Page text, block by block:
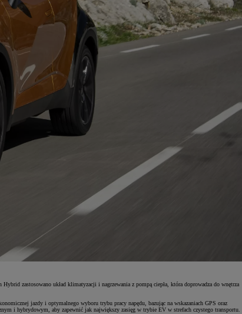
zastosowano układ klimatyzacji i nagrzewania z pompą ciepła, która doprowadza do wnętrza
jazdy i optymalnego wyboru trybu pracy napędu, bazując na wskazaniach GPS oraz
i hybrydowym, aby zapewnić jak największy zasięg w trybie EV w strefach czystego transportu.